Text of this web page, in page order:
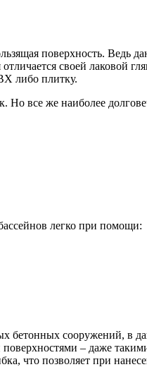
поверхность. Ведь
своей лаковой
либо плитку.
Но все же наиболее
легко при помощи:
бетонных сооружений, в
– даже
что позволяет при